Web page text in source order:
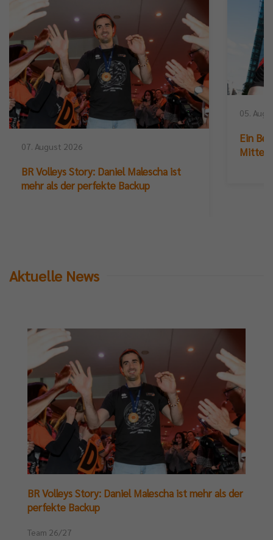
07. August 2026
BR Volleys Story: Daniel Malescha ist
mehr als der perfekte Backup
05.
Ein
Aktuelle News
BR Volleys Story: Daniel Malescha ist mehr als der
perfekte Backup
Team 26/27